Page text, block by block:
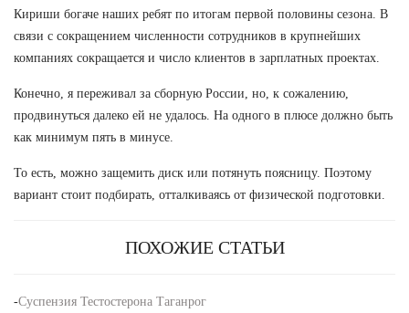
Кириши богаче наших ребят по итогам первой половины сезона. В
связи с сокращением численности сотрудников в крупнейших
компаниях сокращается и число клиентов в зарплатных проектах.
Конечно, я переживал за сборную России, но, к сожалению,
продвинуться далеко ей не удалось. На одного в плюсе должно быть
как минимум пять в минусе.
То есть, можно защемить диск или потянуть поясницу. Поэтому
вариант стоит подбирать, отталкиваясь от физической подготовки.
ПОХОЖИЕ СТАТЬИ
-Суспензия Тестостерона Таганрог